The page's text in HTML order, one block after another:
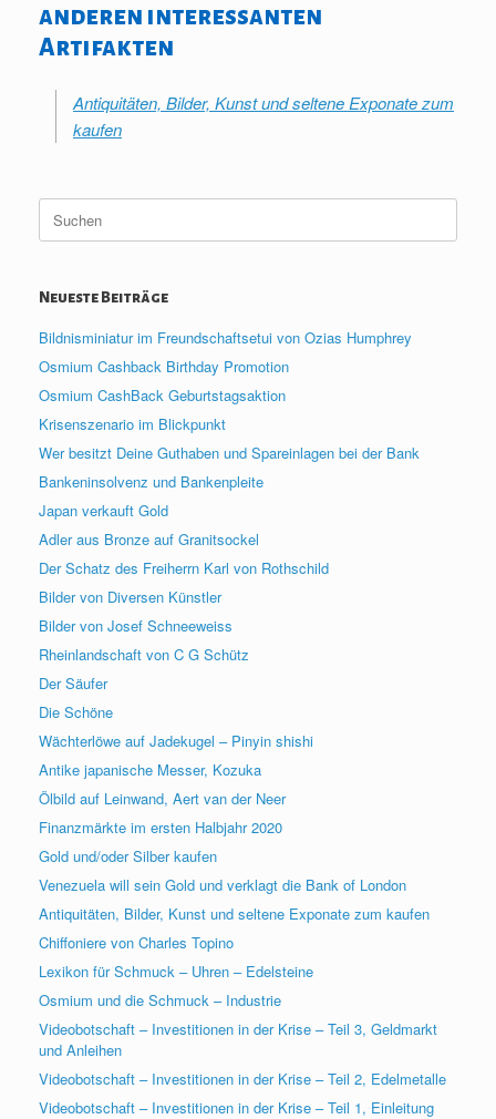
anderen interessanten
Artifakten
Antiquitäten, Bilder, Kunst und seltene Exponate zum
kaufen
Suche
nach:
Neueste Beiträge
Bildnisminiatur im Freundschaftsetui von Ozias Humphrey
Osmium Cashback Birthday Promotion
Osmium CashBack Geburtstagsaktion
Krisenszenario im Blickpunkt
Wer besitzt Deine Guthaben und Spareinlagen bei der Bank
Bankeninsolvenz und Bankenpleite
Japan verkauft Gold
Adler aus Bronze auf Granitsockel
Der Schatz des Freiherrn Karl von Rothschild
Bilder von Diversen Künstler
Bilder von Josef Schneeweiss
Rheinlandschaft von C G Schütz
Der Säufer
Die Schöne
Wächterlöwe auf Jadekugel – Pinyin shishi
Antike japanische Messer, Kozuka
Ölbild auf Leinwand, Aert van der Neer
Finanzmärkte im ersten Halbjahr 2020
Gold und/oder Silber kaufen
Venezuela will sein Gold und verklagt die Bank of London
Antiquitäten, Bilder, Kunst und seltene Exponate zum kaufen
Chiffoniere von Charles Topino
Lexikon für Schmuck – Uhren – Edelsteine
Osmium und die Schmuck – Industrie
Videobotschaft – Investitionen in der Krise – Teil 3, Geldmarkt
und Anleihen
Videobotschaft – Investitionen in der Krise – Teil 2, Edelmetalle
Videobotschaft – Investitionen in der Krise – Teil 1, Einleitung